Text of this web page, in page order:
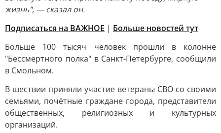
жизнь", — сказал он.
Подписаться на ВАЖНОЕ | Больше новостей тут
Больше 100 тысяч человек прошли в колонне
"Бессмертного полка" в Санкт-Петербурге, сообщили
в Смольном.
В шествии приняли участие ветераны СВО со своими
семьями, почётные граждане города, представители
общественных, религиозных и культурных
организаций.